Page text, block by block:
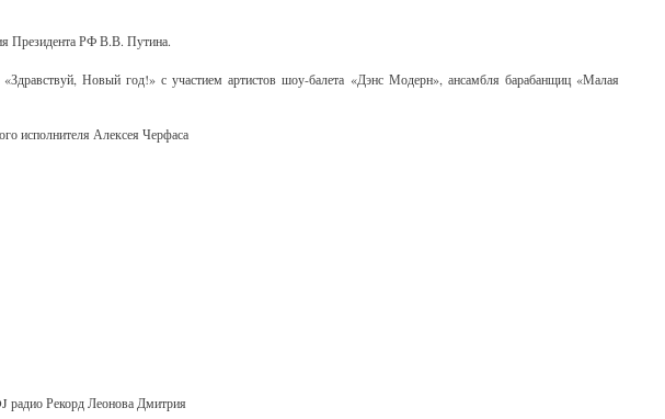
Президента РФ В.В. Путина.
«Здравствуй, Новый год!» с участием артистов шоу-балета «Дэнс Модерн», ансамбля барабанщиц «Малая
исполнителя Алексея Черфаса
радио Рекорд Леонова Дмитрия